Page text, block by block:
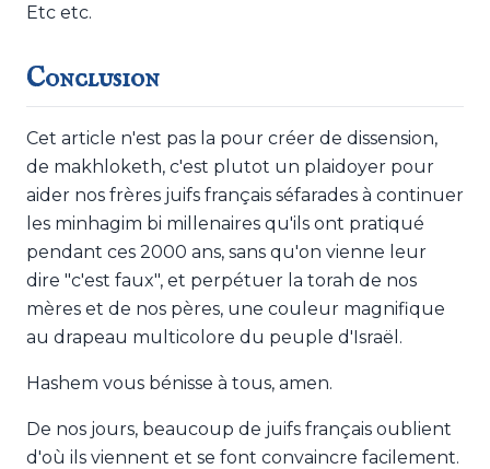
Etc etc.
Conclusion
Cet article n'est pas la pour créer de dissension,
de makhloketh, c'est plutot un plaidoyer pour
aider nos frères juifs français séfarades à continuer
les minhagim bi millenaires qu'ils ont pratiqué
pendant ces 2000 ans, sans qu'on vienne leur
dire "c'est faux", et perpétuer la torah de nos
mères et de nos pères, une couleur magnifique
au drapeau multicolore du peuple d'Israël.
Hashem vous bénisse à tous, amen.
De nos jours, beaucoup de juifs français oublient
d'où ils viennent et se font convaincre facilement.